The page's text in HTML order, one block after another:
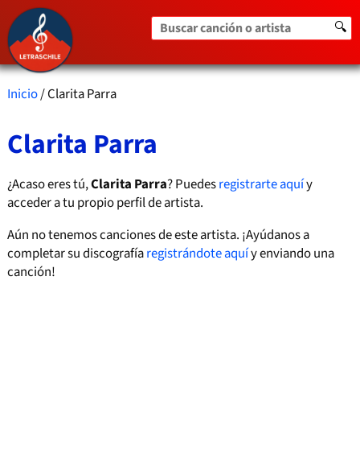
Buscar canción o artista 🔍
Inicio/ Clarita Parra
Clarita Parra
¿Acaso eres tú,Clarita Parra? Puedesregistrarte aquíy
acceder a tu propio perfil de artista.
Aún no tenemos canciones de este artista. ¡Ayúdanos a
completar su discografíaregistrándote aquíy enviando una
canción!